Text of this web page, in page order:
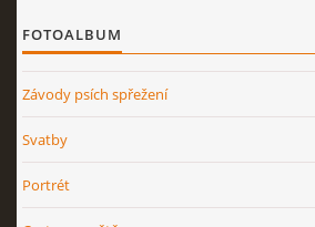
FOTOALBUM
Závody psích spřežení
Svatby
Portrét